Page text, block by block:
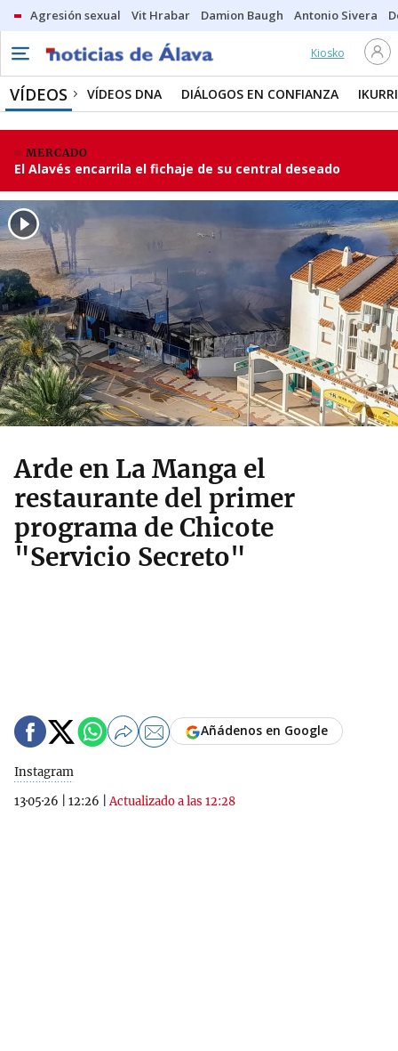
Agresión sexual Vit Hrabar Damion Baugh Antonio Sivera
Kiosko
VÍDEOS VÍDEOS DNA DIÁLOGOS EN CONFIANZA
MERCADO
El Alavés encarrila el fichaje de su central deseado
Arde en La Manga el
restaurante del primer
programa de Chicote
"Servicio Secreto"
Instagram
13·05·26
12:26 |Actualizado a las 12:28
Añádenos en Google